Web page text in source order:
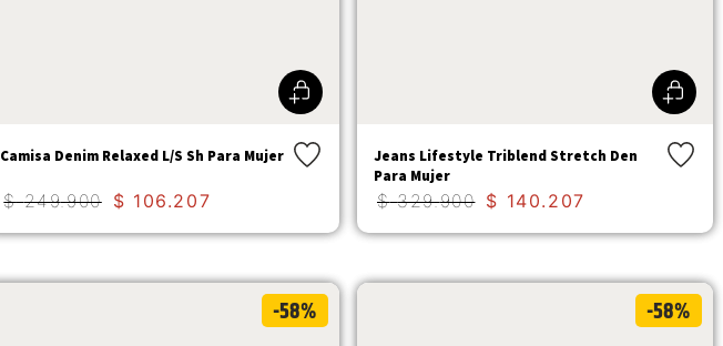
Camisa Denim Relaxed L/S Sh Para Mujer
$ 249.900 $ 106.207
Jeans Lifestyle Triblend Stretch Den
Para Mujer
$ 329.900 $ 140. 207
-58% -58%